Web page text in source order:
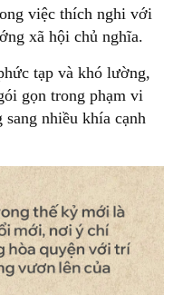
việc thích nghi với
xã hội chủ nghĩa.
tạp và khó lường,
gọn trong phạm vi
nhiều khía cạnh